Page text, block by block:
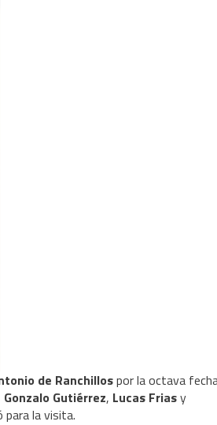
de Ranchillospor la octava
Gonzalo Gutiérrez, Lucas Friasy
para la visita.